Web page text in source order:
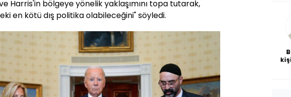
Harris'in bölgeye yönelik yaklaşımını topa tutarak,
en kötü dış politika olabileceğini" söyledi.